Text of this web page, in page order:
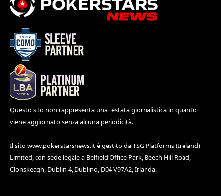
Questo sito non rappresenta una testata giornalistica in quanto
viene aggiornato senza alcuna periodicità.
Il sito www.pokerstarsnews.itè gestito da TSG Platforms (Ireland)
Limited, con sede legale a Belfield Office Park, Beech Hill Road,
Clonskeagh, Dublin 4, Dublino, D04 V97A2, Irlanda.